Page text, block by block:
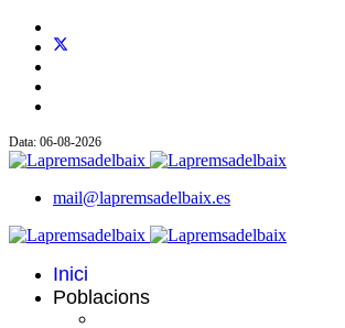
Data: 06-08-2026
mail@lapremsadelbaix.es
Inici
Poblacions